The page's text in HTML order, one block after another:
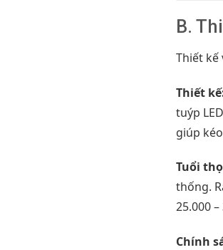
B.
Thiết kế
Thiết
tuýp
giúp
Tuổi
thống.
25.000
Chính